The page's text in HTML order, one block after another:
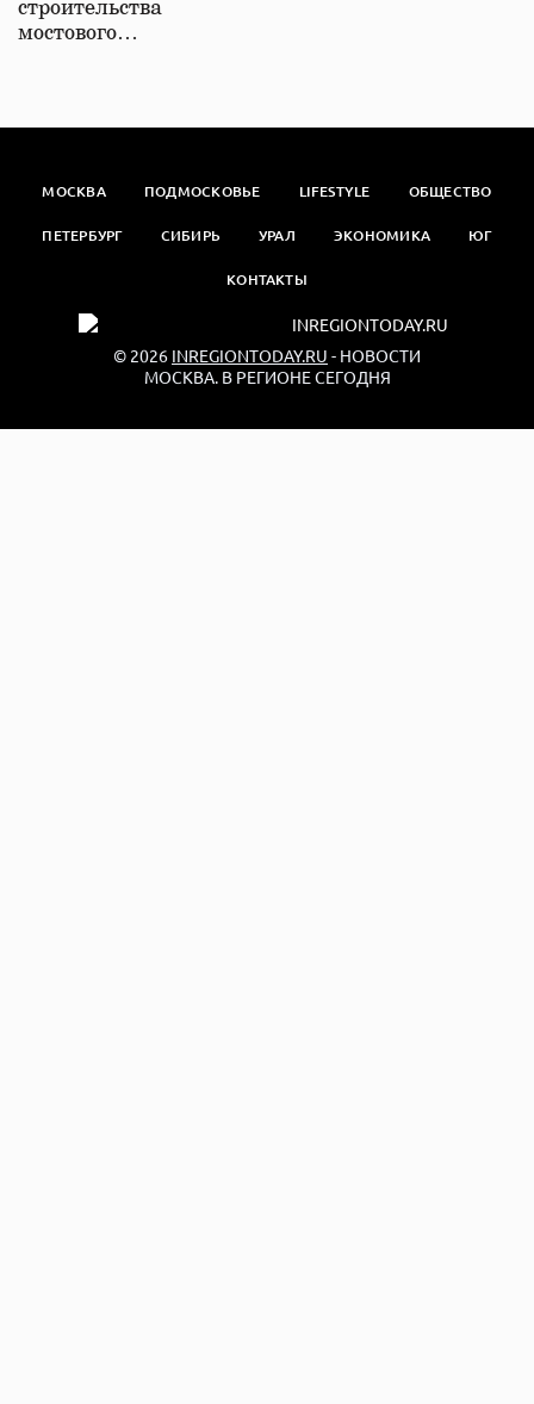
строительства
мостового…
МОСКВА ПОДМОСКОВЬЕ LIFESTYLE ОБЩЕСТВО
ПЕТЕРБУРГ СИБИРЬ УРАЛ ЭКОНОМИКА ЮГ
КОНТАКТЫ
© 2026 INREGIONTODAY.RU - НОВОСТИ
МОСКВА. В РЕГИОНЕ СЕГОДНЯ